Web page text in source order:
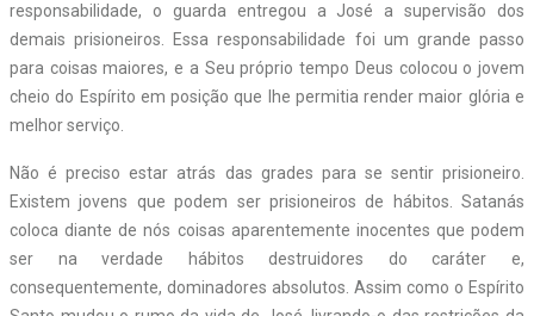
responsabilidade, o guarda entregou a José a supervisão dos
demais prisioneiros. Essa responsabilidade foi um grande passo
para coisas maiores, e a Seu próprio tempo Deus colocou o jovem
cheio do Espírito em posição que lhe permitia render maior glória e
melhor serviço.
Não é preciso estar atrás das grades para se sentir prisioneiro.
Existem jovens que podem ser prisioneiros de hábitos. Satanás
coloca diante de nós coisas aparentemente inocentes que podem
ser na verdade hábitos destruidores do caráter e,
consequentemente, dominadores absolutos. Assim como o Espírito